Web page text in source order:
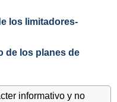
los limitadores-
de los planes de
informativo y no